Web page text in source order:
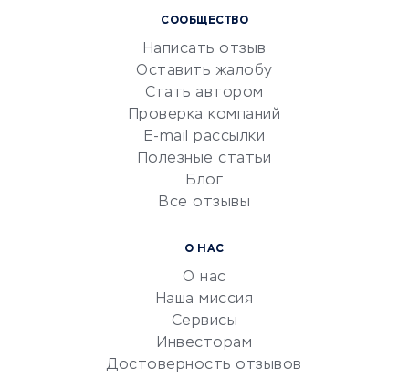
Маркетинг и продажи
Репетиторство
Красота и здоровье
Сервисы по поиску работы
Сетевой маркетинг
УСЛУГИ ДЛЯ БИЗНЕСА
документооборот
СООБЩЕСТВО
Написать отзыв
Оставить жалобу
Стать автором
Проверка компаний
E-mail рассылки
Полезные статьи
Блог
Все отзывы
О НАС
О нас
Наша миссия
Сервисы
Инвесторам
Достоверность отзывов